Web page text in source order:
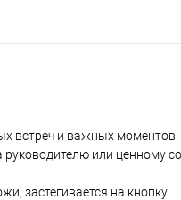
встреч и важных
или ценному
застегивается на кнопку.